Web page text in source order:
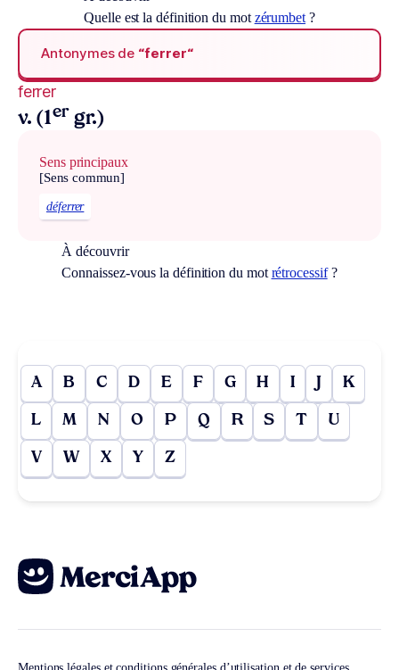
Quelle est la définition du mot zérumbet?
Antonymes de “ferrer“
ferrer
v. (1er gr.)
Sens principaux
[Sens commun]
déferrer
À découvrir
Connaissez-vous la définition du mot rétrocessif?
A B C D E F G H I J K
L M N O P Q R S T U
V W X Y Z